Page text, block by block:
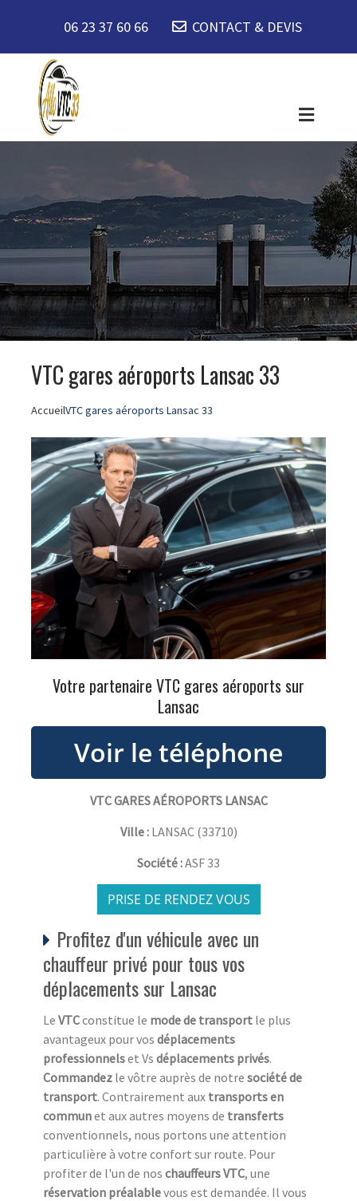
06 23 37 60 66 CONTACT & DEVIS
VTC gares aéroports Lansac 33
AccueilVTC gares aéroports Lansac 33
Votre partenaire VTC gares aéroports sur
Lansac
VTC GARES AÉROPORTS LANSAC
Ville : LANSAC(33710)
Société :ASF 33
PRISE DE RENDEZ VOUS
Profitez d'un véhicule avec un
chauffeur privé pour tous vos
déplacements sur Lansac
Le VTCconstitue le mode de transport le plus
avantageux pour vos déplacements
professionnelset Vs déplacements privés.
Commandez le vôtre auprès de notre société de
transport. Contrairement aux transports en
communet aux autres moyens de transferts
conventionnels, nous portons une attention
particulière à votre confort sur route. Pour
profiter de l'un de nos chauffeurs VTC, une
réservation préalablevous est demandée. Il vous